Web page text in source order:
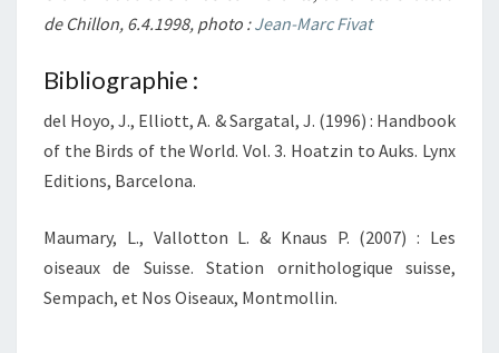
de Chillon, 6.4.1998, photo :Jean-Marc Fivat
Bibliographie :
del Hoyo, J., Elliott, A. & Sargatal, J. (1996) : Handbook
of the Birds of the World. Vol. 3. Hoatzin to Auks. Lynx
Editions, Barcelona.
Maumary, L., Vallotton L. & Knaus P. (2007) : Les
oiseaux de Suisse. Station ornithologique suisse,
Sempach, et Nos Oiseaux, Montmollin.